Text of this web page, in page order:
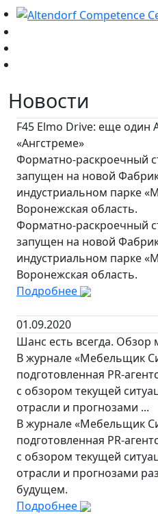
Новости
F45 Elmo Drive: еще один
«Ангстреме»
Форматно-раскроечный
запущен на новой
индустриальном парке
Воронежская область.
Форматно-раскроечный
запущен на новой
индустриальном парке
Воронежская область.
Подробнее
01.09.2020
Шанс есть всегда. Обзор
В журнале «Мебельщик
подготовленная PR-
с обзором текущей
отрасли и прогнозами ...
В журнале «Мебельщик
подготовленная PR-
с обзором текущей
отрасли и прогнозами
будущем.
Подробнее